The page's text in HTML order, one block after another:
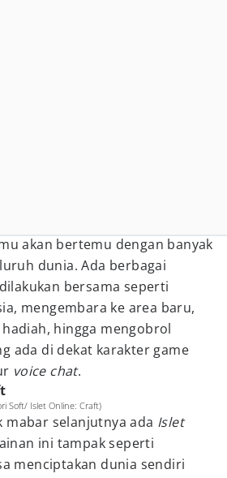
akan bertemu dengan banyak
dunia. Ada berbagai
bersama seperti
mengembara ke area baru,
hingga mengobrol
ada di dekat karakter game
voice chat.
Soft/ Islet Online: Craft)
mabar selanjutnya ada Islet
ini tampak seperti
menciptakan dunia sendiri